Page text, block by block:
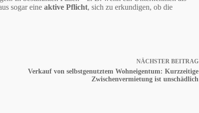
sogar eine aktive Pflicht, sich zu erkundigen, ob die
NÄCHSTER BEITRAG
Verkauf von selbstgenutztem Wohneigentum: Kurzzeitige
Zwischenvermietung ist unschädlich